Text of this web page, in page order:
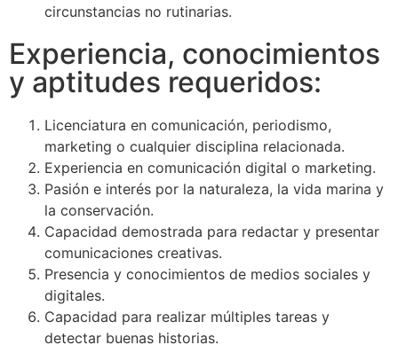
circunstancias no rutinarias.
Experiencia, conocimientos
y aptitudes requeridos:
Licenciatura en comunicación, periodismo,
marketing o cualquier disciplina relacionada.
Experiencia en comunicación digital o marketing.
Pasión e interés por la naturaleza, la vida marina y
la conservación.
Capacidad demostrada para redactar y presentar
comunicaciones creativas.
Presencia y conocimientos de medios sociales y
digitales.
Capacidad para realizar múltiples tareas y
detectar buenas historias.